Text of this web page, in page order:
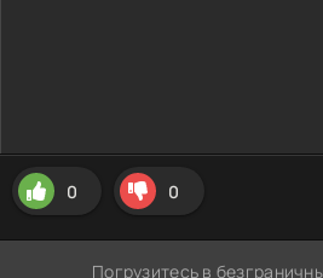
0 0
Погрузитесь в